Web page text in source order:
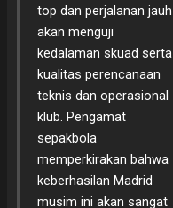
top dan perjalanan jauh
akan menguji
kedalaman skuad serta
kualitas perencanaan
teknis dan operasional
klub. Pengamat
sepakbola
memperkirakan bahwa
keberhasilan Madrid
musim ini akan sangat